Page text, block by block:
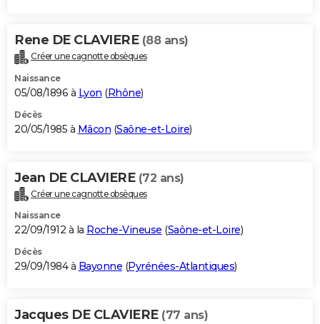
Rene DE CLAVIERE (88 ans)
Créer une cagnotte obsèques
Naissance
05/08/1896 à Lyon (Rhône)
Décès
20/05/1985 à Mâcon (Saône-et-Loire)
Jean DE CLAVIERE (72 ans)
Créer une cagnotte obsèques
Naissance
22/09/1912 à la Roche-Vineuse (Saône-et-Loire)
Décès
29/09/1984 à Bayonne (Pyrénées-Atlantiques)
Jacques DE CLAVIERE (77 ans)